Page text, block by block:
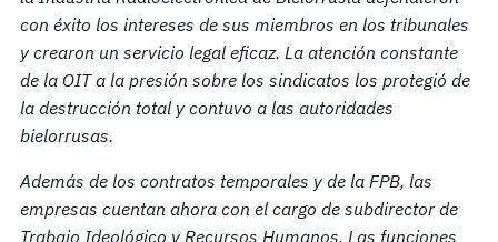
con éxito los intereses de sus miembros en los tribunales
y crearon un servicio legal eficaz. La atención constante
de la OIT a la presión sobre los sindicatos los protegió de
la destrucción total y contuvo a las autoridades
bielorrusas.
Además de los contratos temporales y de la FPB, las
empresas cuentan ahora con el cargo de subdirector de
Trabajo Ideológico y Recursos Humanos. Las funciones